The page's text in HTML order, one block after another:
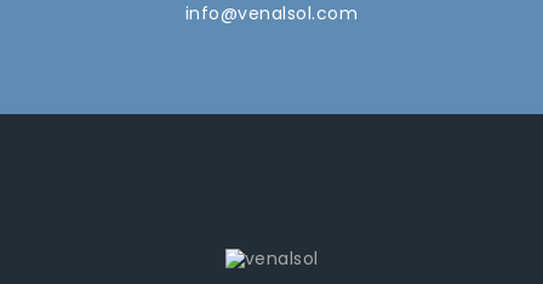
info@venalsol.com